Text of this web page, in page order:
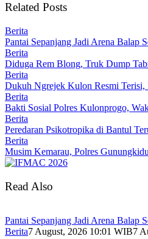
Related Posts
Berita
Pantai Sepanjang Jadi Arena
Berita
Diduga Rem Blong, Truk Dump
Berita
Dukuh Ngrejek Kulon Resmi Terisi,
Berita
Bakti Sosial Polres Kulonprogo,
Berita
Peredaran Psikotropika di Bantul
Berita
Musim Kemarau, Polres
Read Also
Pantai Sepanjang Jadi Arena
Berita7 August, 2026 10:01 WIB7